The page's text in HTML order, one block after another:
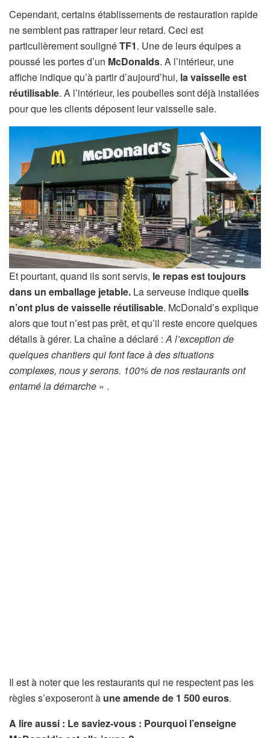
Cependant, certains établissements de restauration rapide
ne semblent pas rattraper leur retard. Ceci est
particulièrement soulignéTF1. Une de leurs équipes a
poussé les portes d’un McDonalds. A l’intérieur, une
affiche indique qu’à partir d’aujourd’hui, la vaisselle est
réutilisable. A l’intérieur, les poubelles sont déjà installées
pour que les clients déposent leur vaisselle sale.
Et pourtant, quand ils sont servis, le repas est toujours
dans un emballage jetable. La serveuse indique queils
n’ont plus de vaisselle réutilisable. McDonald’s explique
alors que tout n’est pas prêt, et qu’il reste encore quelques
détails à gérer. La chaîne a déclaré :A l’exception de
quelques chantiers qui font face à des situations
complexes, nous y serons. 100% de nos restaurants ont
entamé la démarche » .
Il est à noter que les restaurants qui ne respectent pas les
règles s’exposeront à une amende de 1 500 euros.
A lire aussi : Le saviez-vous : Pourquoi l’enseigne